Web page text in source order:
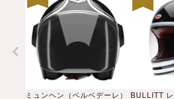
ミュンヘン（ベルベデーレ）